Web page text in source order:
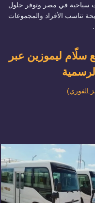
سياحية في مصر وتوفر حلول
تناسب الأفراد والمجموعات
سلّام ليموزين عبر
الفوري)